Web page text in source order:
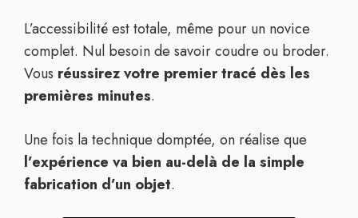
L’accessibilité est totale, même pour un novice
complet. Nul besoin de savoir coudre ou broder.
Vous réussirez votre premier tracé dès les
premières minutes.
Une fois la technique domptée, on réalise que
l’expérience va bien au-delà de la simple
fabrication d’un objet.